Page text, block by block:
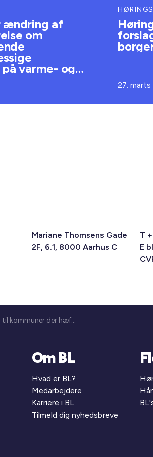
ændring af
om
varme- og
27.
Mariane Thomsens Gade
2F, 6.1, 8000 Aarhus C
T
E
Tilskud til kommuner der hæfter for anlægsgæld
Om BL
Hvad er BL?
Medarbejdere
Karriere i BL
Tilmeld dig nyhedsbreve